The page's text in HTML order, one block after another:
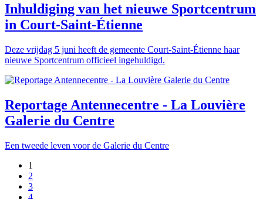
Inhuldiging van het nieuwe Sportcentrum
in Court-Saint-Étienne
Deze vrijdag 5 juni heeft de gemeente Court-Saint-Étienne haar
nieuwe Sportcentrum officieel ingehuldigd.
Reportage Antennecentre - La Louvière
Galerie du Centre
Een tweede leven voor de Galerie du Centre
1
2
3
4